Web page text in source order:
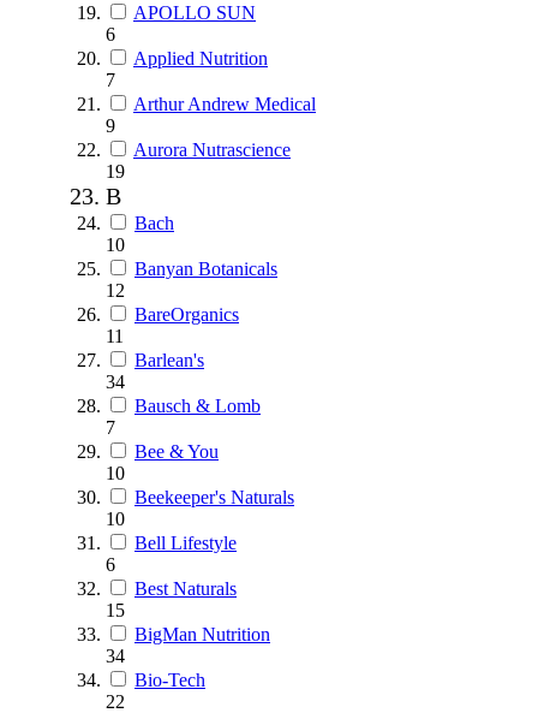
APOLLO SUN
6
Applied Nutrition
7
Arthur Andrew Medical
9
Aurora Nutrascience
19
B
Bach
10
Banyan Botanicals
12
BareOrganics
11
Barlean's
34
Bausch & Lomb
7
Bee & You
10
Beekeeper's Naturals
10
Bell Lifestyle
6
Best Naturals
15
BigMan Nutrition
34
Bio-Tech
22